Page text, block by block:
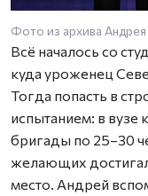
Фото из архива
Всё началось со
куда уроженец
Тогда попасть в
испытанием: в
бригады по 25–30
желающих
место. Андрей